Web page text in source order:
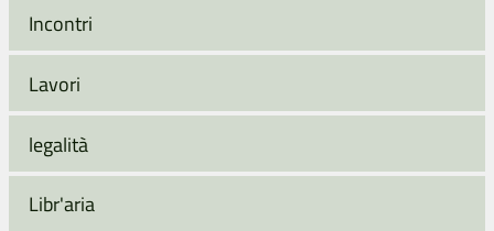
Incontri
Lavori
legalità
Libr'aria